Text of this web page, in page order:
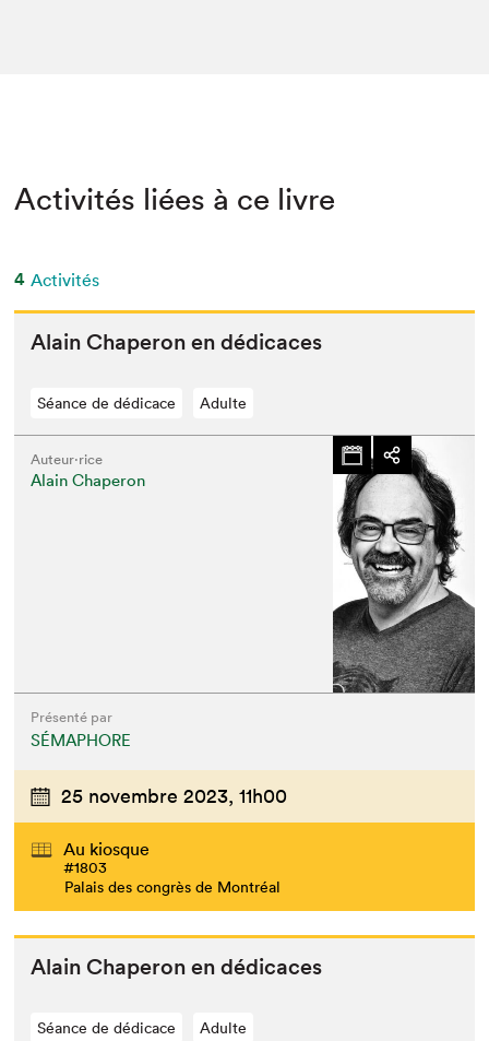
Activités liées à ce livre
4 Activités
Alain Chap­er­on en dédicaces
Séance de dédicace Adulte
Auteur·rice
Alain Chaperon
Présenté par
SÉMAPHORE
25 novembre 2023, 11h00
Au kiosque
#1803
Palais des congrès de Montréal
Alain Chap­er­on en dédicaces
Séance de dédicace Adulte